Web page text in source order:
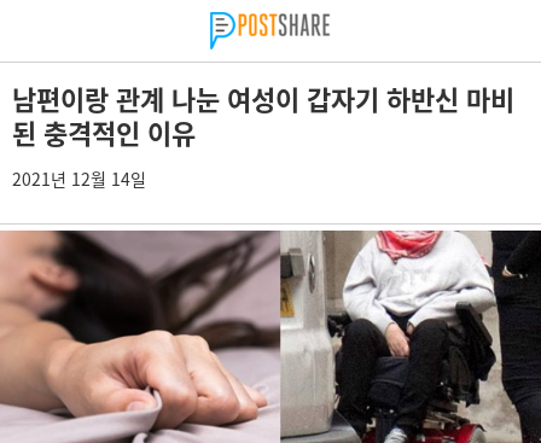
남편이랑 관계 나눈 여성이 갑자기 하반신 마비
된 충격적인 이유
2021년 12월 14일